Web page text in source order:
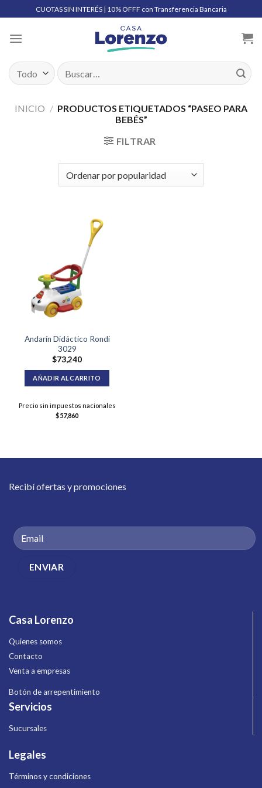
to
content
CUOTAS SIN INTERÉS | 10% OFFF con Transferencia Bancaria
Buscar
por:
INICIO / PRODUCTOS ETIQUETADOS “PASEO PARA
BEBÉS”
FILTRAR
Andarín Didáctico Rondi
3029
$73,240
AÑADIR AL CARRITO
Precio sin impuestos nacionales
$57,860
Recibí ofertas y promociones
Casa Lorenzo
Quienes somos
Contacto
Venta a empresas
Botón de arrepentimiento
Servicios
Sucursales
Legales
Términos y condiciones